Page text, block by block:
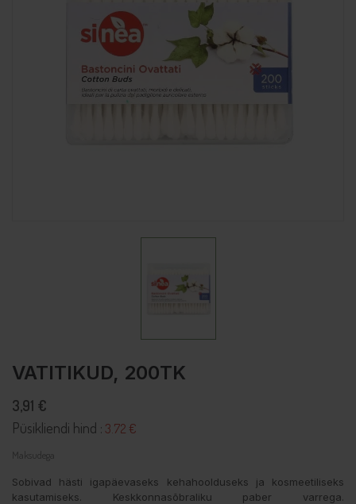
VATITIKUD, 200TK
3,91 €
Püsikliendi hind : 3.72 €
Maksudega
Sobivad hästi igapäevaseks kehahoolduseks ja kosmeetiliseks
kasutamiseks. Keskkonnasõbraliku paber varrega.